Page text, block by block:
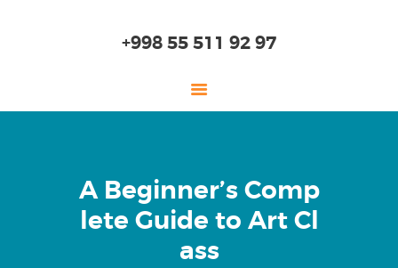
+998 55 511 92 97
A Beginner’s Comp
lete Guide to Art Cl
ass
О НАС
ДЕТСКИЙ САД
НАЧАЛЬНАЯ ШКОЛА